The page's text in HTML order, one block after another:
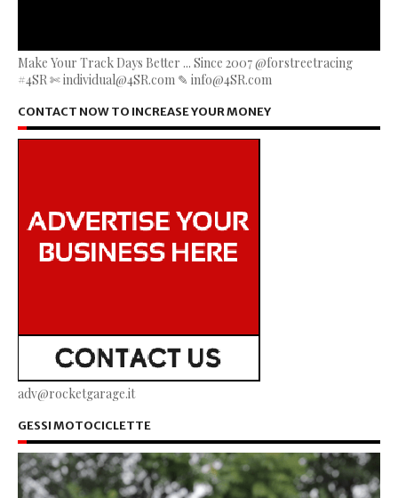
Make Your Track Days Better ... Since 2007 @forstreetracing
#4SR ✄ individual@4SR.com ✎ info@4SR.com
CONTACT NOW TO INCREASE YOUR MONEY
adv@rocketgarage.it
GESSI MOTOCICLETTE